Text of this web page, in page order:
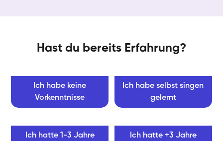
Hast du bereits Erfahrung?
Ich habe keine
Vorkenntnisse
Ich habe selbst singen
gelernt
Ich hatte 1-3 Jahre
Ich hatte +3 Jahre